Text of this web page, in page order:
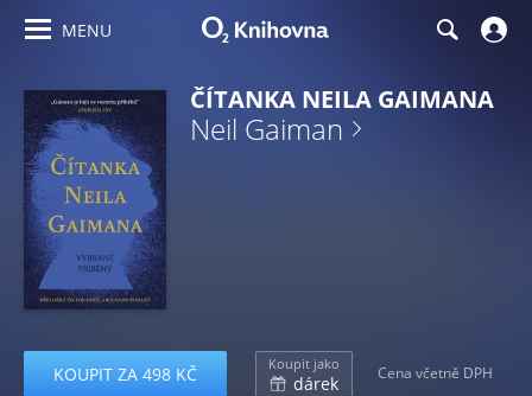
MENU
ČÍTANKA NEILA GAIMANA
Neil Gaiman
KOUPIT ZA 498 KČ Koupit jako
dárek Cena včetně DPH